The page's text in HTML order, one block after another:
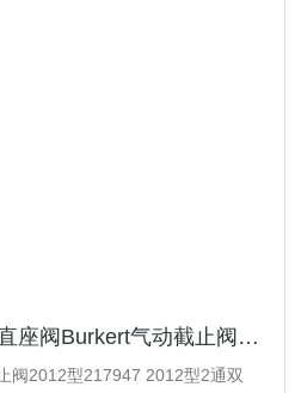
2012型 146322宝德直座阀Burkert气动截止阀2012型217947
阀2012型217947 2012型2通双